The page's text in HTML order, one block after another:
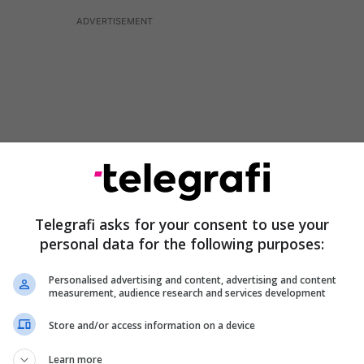
kundër kërcënimeve nga terrorizmi
fotografinë në tetorin e vitit të kaluar, zyrtarët e
kushtuar vëmendje.
Telegrafi asks for your consent to use your
personal data for the following purposes:
Personalised advertising and content, advertising and content
measurement, audience research and services development
Store and/or access information on a device
Learn more